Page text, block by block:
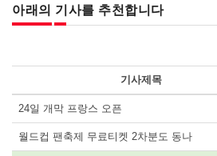
아래의 기사를 추천합니다
기사제목
24일 개막 프랑스 오픈
월드컵 팬축제 무료티켓 2차분도 동나